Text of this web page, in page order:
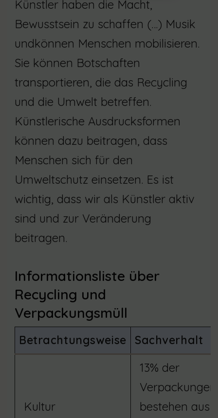
Künstler haben die Macht,
Bewusstsein zu schaffen (…) Musik
undkönnen Menschen mobilisieren.
Sie können Botschaften
transportieren, die das Recycling
und die Umwelt betreffen.
Künstlerische Ausdrucksformen
können dazu beitragen, dass
Menschen sich für den
Umweltschutz einsetzen. Es ist
wichtig, dass wir als Künstler aktiv
sind und zur Veränderung
beitragen.
Informationsliste über
Recycling und
Verpackungsmüll
Betrachtungsweise Sachverhalt
Kultur
13% der
Verpackungen
bestehen aus